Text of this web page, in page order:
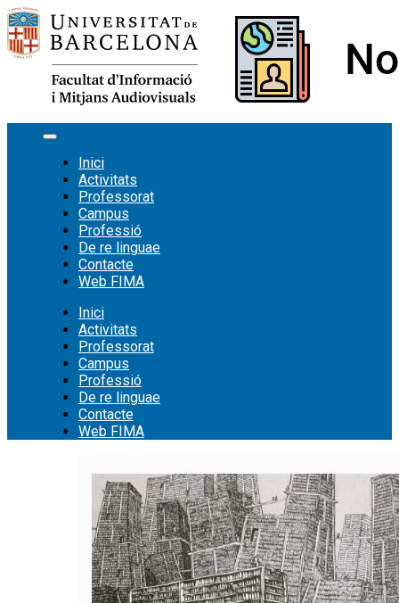
Vés
al
contingut
Inici
Activitats
Professorat
Campus
Professió
De re linguae
Contacte
Web FIMA
Inici
Activitats
Professorat
Campus
Professió
De re linguae
Contacte
Web FIMA
Cerca: